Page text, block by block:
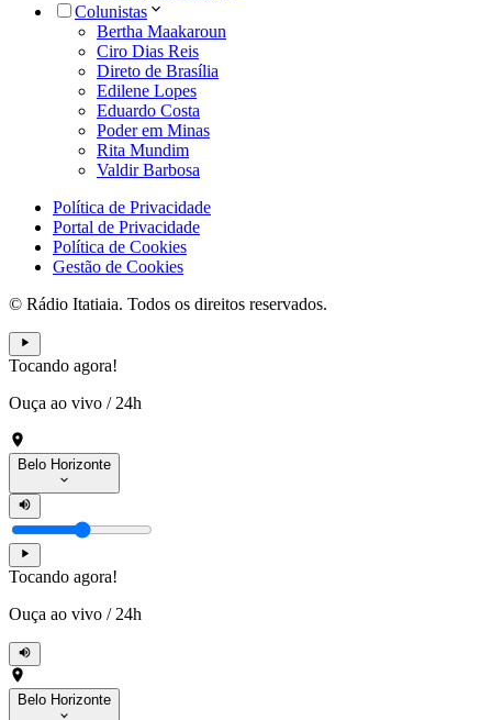
Colunistas
Bertha Maakaroun
Ciro Dias Reis
Direto de Brasília
Edilene Lopes
Eduardo Costa
Poder em Minas
Rita Mundim
Valdir Barbosa
Política de Privacidade
Portal de Privacidade
Política de Cookies
Gestão de Cookies
© Rádio Itatiaia. Todos os direitos reservados.
Tocando agora!
Ouça ao vivo / 24h
Belo Horizonte
Tocando agora!
Ouça ao vivo / 24h
Belo Horizonte